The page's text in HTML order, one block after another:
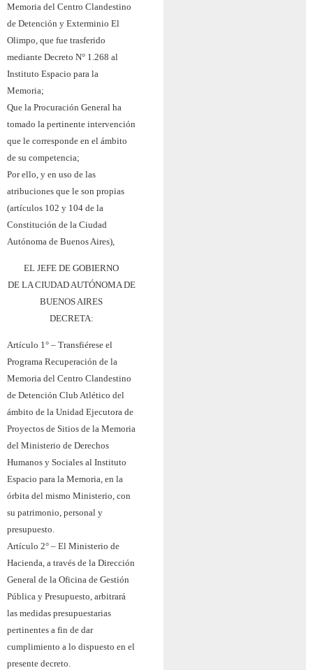
Memoria del Centro Clandestino
de Detención y Exterminio El
Olimpo, que fue trasferido
mediante Decreto N° 1.268 al
Instituto Espacio para la
Memoria;
Que la Procuración General ha
tomado la pertinente intervención
que le corresponde en el ámbito
de su competencia;
Por ello, y en uso de las
atribuciones que le son propias
(artículos 102 y 104 de la
Constitución de la Ciudad
Autónoma de Buenos Aires),
EL JEFE DE GOBIERNO
DE LA CIUDAD AUTÓNOMA DE
BUENOS AIRES
DECRETA:
Artículo 1° – Transfiérese el
Programa Recuperación de la
Memoria del Centro Clandestino
de Detención Club Atlético del
ámbito de la Unidad Ejecutora de
Proyectos de Sitios de la Memoria
del Ministerio de Derechos
Humanos y Sociales al Instituto
Espacio para la Memoria, en la
órbita del mismo Ministerio, con
su patrimonio, personal y
presupuesto.
Artículo 2° – El Ministerio de
Hacienda, a través de la Dirección
General de la Oficina de Gestión
Pública y Presupuesto, arbitrará
las medidas presupuestarias
pertinentes a fin de dar
cumplimiento a lo dispuesto en el
presente decreto.